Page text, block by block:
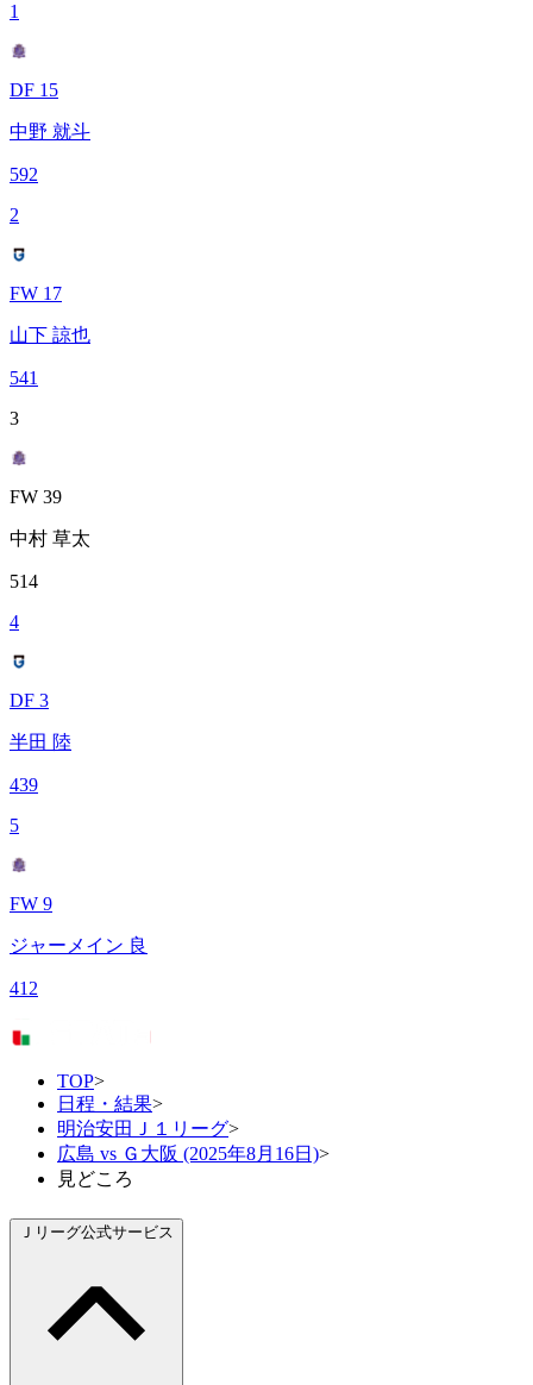
1
DF 15
中野 就斗
592
2
FW 17
山下 諒也
541
3
FW 39
中村 草太
514
4
DF 3
半田 陸
439
5
FW 9
ジャーメイン 良
412
TOP>
日程・結果>
明治安田Ｊ１リーグ>
広島 vs Ｇ大阪 (2025年8月16日)>
見どころ
Ｊリーグ公式サービス